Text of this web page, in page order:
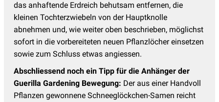
das anhaftende Erdreich behutsam entfernen, die
kleinen Tochterzwiebeln von der Hauptknolle
abnehmen und, wie weiter oben beschrieben, möglichst
sofort in die vorbereiteten neuen Pflanzlöcher einsetzen
sowie zum Schluss etwas angiessen.
Abschliessend noch ein Tipp für die Anhänger der
Guerilla Gardening Bewegung: Der aus einer Handvoll
Pflanzen gewonnene Schneeglöckchen-Samen reicht